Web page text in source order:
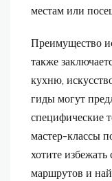
местам или
Преимущество
также
кухню,
гиды могут
специфические
мастер-классы
хотите
маршрутов и